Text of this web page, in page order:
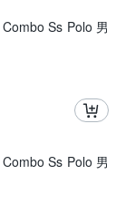
Ss Polo 男
Ss Polo 男